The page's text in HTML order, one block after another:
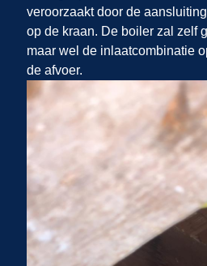
veroorzaakt door de
op de kraan. De boiler zal zelf
maar wel de inlaatcombinatie
de afvoer.